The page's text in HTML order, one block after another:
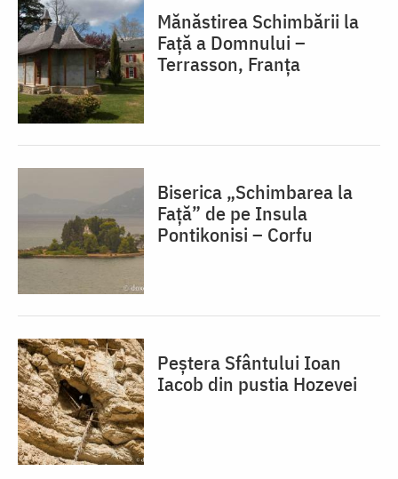
Mănăstirea Schimbării la
Față a Domnului –
Terrasson, Franţa
Biserica „Schimbarea la
Față” de pe Insula
Pontikonisi – Corfu
Peștera Sfântului Ioan
Iacob din pustia Hozevei